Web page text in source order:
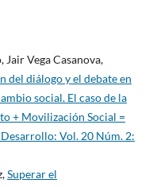
Vega Casanova,
del diálogo y el debate en
social. El caso de la
+ Movilización Social =
Vol. 20 Núm. 2:
Superar el